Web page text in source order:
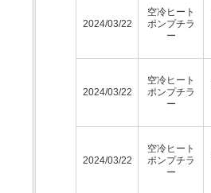
2024/03/22
空冷ヒート
ポンプチラ
ー
2024/03/22
空冷ヒート
ポンプチラ
ー
2024/03/22
空冷ヒート
ポンプチラ
ー